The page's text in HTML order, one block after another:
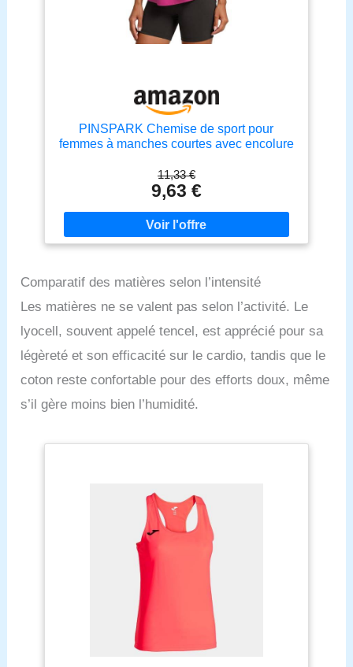
fitness femme s'ajuste parfaitement, veuillez
consulter le tableau des tailles sur les images avant
d'acheter afin de faire le bon choix.
PINSPARK Chemise de sport pour
femmes à manches courtes avec encolure
protection solaire, séchage rapide, yoga,
fitness, respirant, course à pied, chemise
11,33 €
9,63 €
Comparatif des matières selon l’intensité
Les matières ne se valent pas selon l’activité. Le
lyocell, souvent appelé tencel, est apprécié pour sa
légèreté et son efficacité sur le cardio, tandis que le
coton reste confortable pour des efforts doux, même
s’il gère moins bien l’humidité.